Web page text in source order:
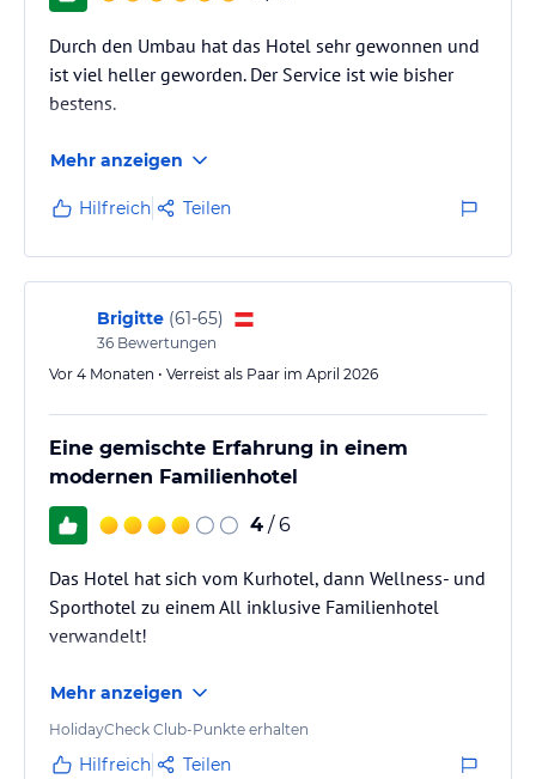
Wellness-Services
Unsere Wellnessbehandlungen dienen der Erholung, Erfrischung,
spezielle Angebote wie die Anti-Aging-Lichttherapie, die
Revitalisierende und entspannende Massagen
Aromatherapie
Entspannende Packungen
Anti-Stress Programme
Schönheit
Körperbehandlungen mit Biola und Naturissimo Produkten
Pediküre
Fisch-Pediküre
Unser Wellnesshotel Bükfürdő ist mit seinen attraktiven
Erlebnisbecken, seinen zahlreichen Sportmöglichkeiten und
seinem wunderschönen, hoteleigenen Park ein sehr beliebtes
Anziehungspunkt für Erholung suchende Familien, für Paare, die
Internet
Durch den Umbau hat das Hotel sehr gewonnen und
ist viel heller geworden. Der Service ist wie bisher
bestens.
Mehr anzeigen
Hilfreich Teilen
Brigitte (61-65)
36 Bewertungen
Vor 4 Monaten • Verreist als Paar im April 2026
Eine gemischte Erfahrung in einem
modernen Familienhotel
4 / 6
Das Hotel hat sich vom Kurhotel, dann Wellness- und
Sporthotel zu einem All inklusive Familienhotel
verwandelt!
Mehr anzeigen
HolidayCheck Club-Punkte erhalten
Hilfreich Teilen